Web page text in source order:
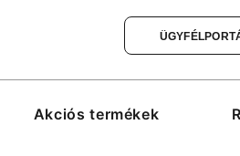
Akciós termékek